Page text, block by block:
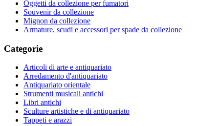
Oggetti da collezione per fumatori
Souvenir da collezione
Mignon da collezione
Armature, scudi e accessori per spade da collezione
Categorie
Articoli di arte e antiquariato
Arredamento d'antiquariato
Antiquariato orientale
Strumenti musicali antichi
Libri antichi
Sculture artistiche e di antiquariato
Tappeti e arazzi